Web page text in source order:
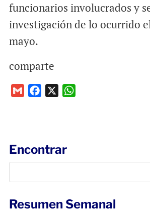
funcionarios involucrados y
investigación de lo ocurrido
mayo.
comparte
o
k
p
Encontrar
Resumen Semanal